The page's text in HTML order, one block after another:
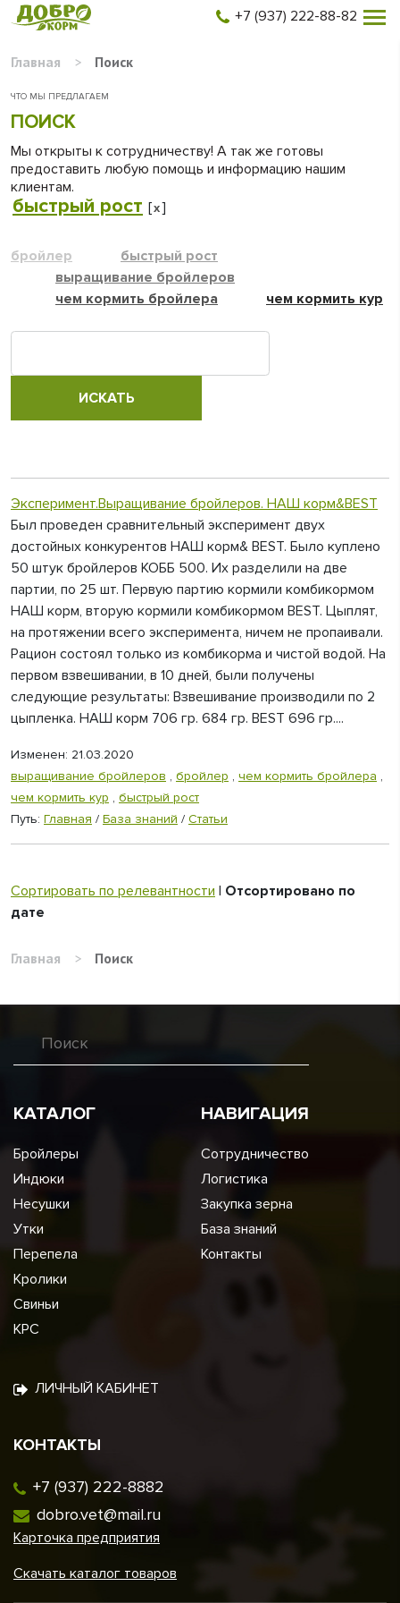
+7 (937) 222-88-82
Главная > Поиск
ЧТО МЫ ПРЕДЛАГАЕМ
ПОИСК
Мы открыты к сотрудничеству! А так же готовы
предоставить любую помощь и информацию нашим
клиентам.
быстрый рост [x]
бройлер
быстрый рост
выращивание бройлеров
чем кормить бройлера
чем кормить кур
Эксперимент.Выращивание бройлеров. НАШ корм&BEST
Был проведен сравнительный эксперимент двух
достойных конкурентов НАШ корм& BEST. Было куплено
50 штук бройлеров КОББ 500. Их разделили на две
партии, по 25 шт. Первую партию кормили комбикормом
НАШ корм, вторую кормили комбикормом BEST. Цыплят,
на протяжении всего эксперимента, ничем не пропаивали.
Рацион состоял только из комбикорма и чистой водой. На
первом взвешивании, в 10 дней, были получены
следующие результаты: Взвешивание производили по 2
цыпленка. НАШ корм 706 гр. 684 гр. BEST 696 гр....
Изменен: 21.03.2020
выращивание бройлеров , бройлер , чем кормить бройлера ,
чем кормить кур , быстрый рост
Путь: Главная / База знаний / Статьи
Сортировать по релевантности | Отсортировано по
дате
Главная > Поиск
КАТАЛОГ
Бройлеры
Индюки
Несушки
Утки
Перепела
Кролики
Свиньи
КРС
НАВИГАЦИЯ
Сотрудничество
Логистика
Закупка зерна
База знаний
Контакты
ЛИЧНЫЙ КАБИНЕТ
КОНТАКТЫ
+7 (937) 222-8882
dobro.vet@mail.ru
Карточка предприятия
Скачать каталог товаров